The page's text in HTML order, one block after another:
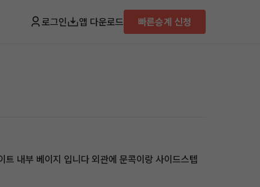
로그인 앱 다운로드 빠른승계 신청
내부 베이지 입니다 외관에 문콕이랑 사이드스텝